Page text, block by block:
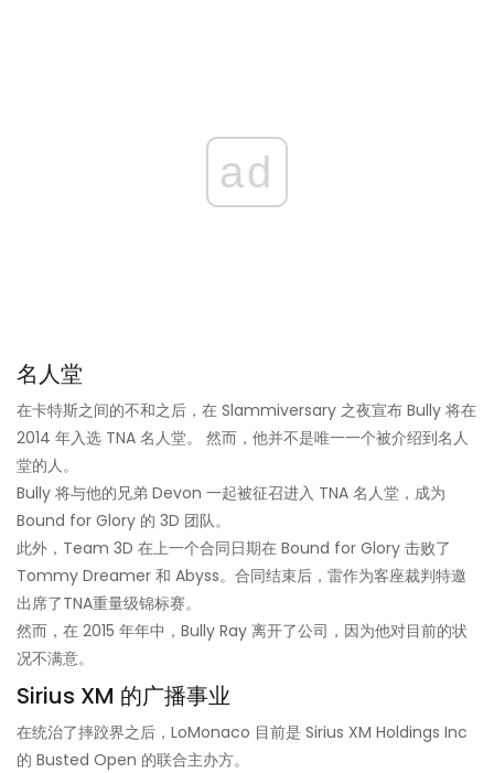
ad
名人堂
在卡特斯之间的不和之后，在 Slammiversary 之夜宣布 Bully 将在
2014 年入选 TNA 名人堂。 然而，他并不是唯一一个被介绍到名人
堂的人。
Bully 将与他的兄弟 Devon 一起被征召进入 TNA 名人堂，成为
Bound for Glory 的 3D 团队。
此外，Team 3D 在上一个合同日期在 Bound for Glory 击败了
Tommy Dreamer 和 Abyss。合同结束后，雷作为客座裁判特邀
出席了TNA重量级锦标赛。
然而，在 2015 年年中，Bully Ray 离开了公司，因为他对目前的状
况不满意。
Sirius XM 的广播事业
在统治了摔跤界之后，LoMonaco 目前是 Sirius XM Holdings Inc
的 Busted Open 的联合主办方。